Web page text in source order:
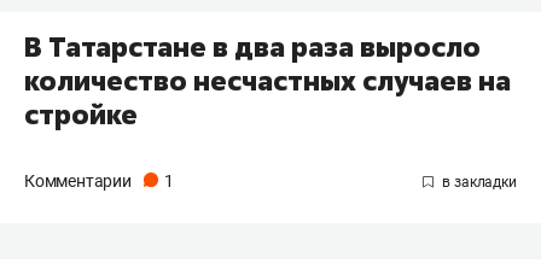
В Татарстане в два раза выросло
количество несчастных случаев на
стройке
Комментарии 1